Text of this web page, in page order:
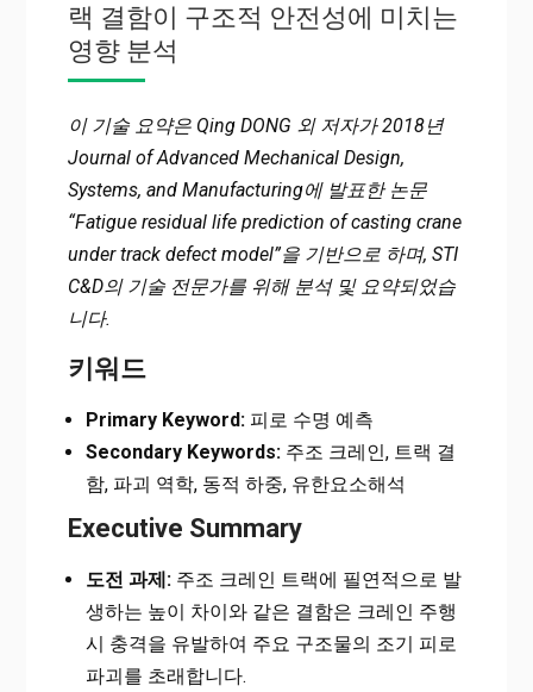
랙 결함이 구조적 안전성에 미치는
영향 분석
이 기술 요약은 Qing DONG 외 저자가 2018년
Journal of Advanced Mechanical Design,
Systems, and Manufacturing에 발표한 논문
“Fatigue residual life prediction of casting crane
under track defect model”을 기반으로 하며, STI
C&D의 기술 전문가를 위해 분석 및 요약되었습
니다.
키워드
Primary Keyword:피로 수명 예측
Secondary Keywords:주조 크레인, 트랙 결
함, 파괴 역학, 동적 하중, 유한요소해석
Executive Summary
도전 과제:주조 크레인 트랙에 필연적으로 발
생하는 높이 차이와 같은 결함은 크레인 주행
시 충격을 유발하여 주요 구조물의 조기 피로
파괴를 초래합니다.